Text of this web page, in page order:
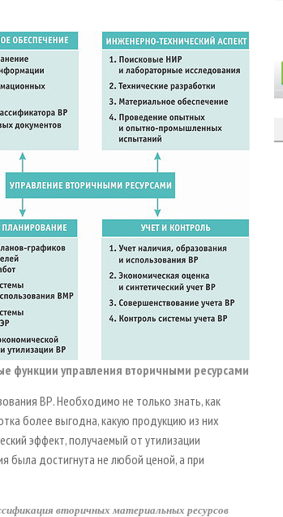
функции управления вторичными ресурсами
ВР. Необходимо не только знать, как
более выгодна, какую продукцию из них
эффект, получаемый от утилизации
была достигнута не любой ценой, а при
вторичных материальных ресурсов